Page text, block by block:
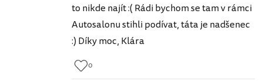
to nikde najít :( Rádi bychom se tam v rámci
Autosalonu stihli podívat, táta je nadšenec
:) Díky moc, Klára
0